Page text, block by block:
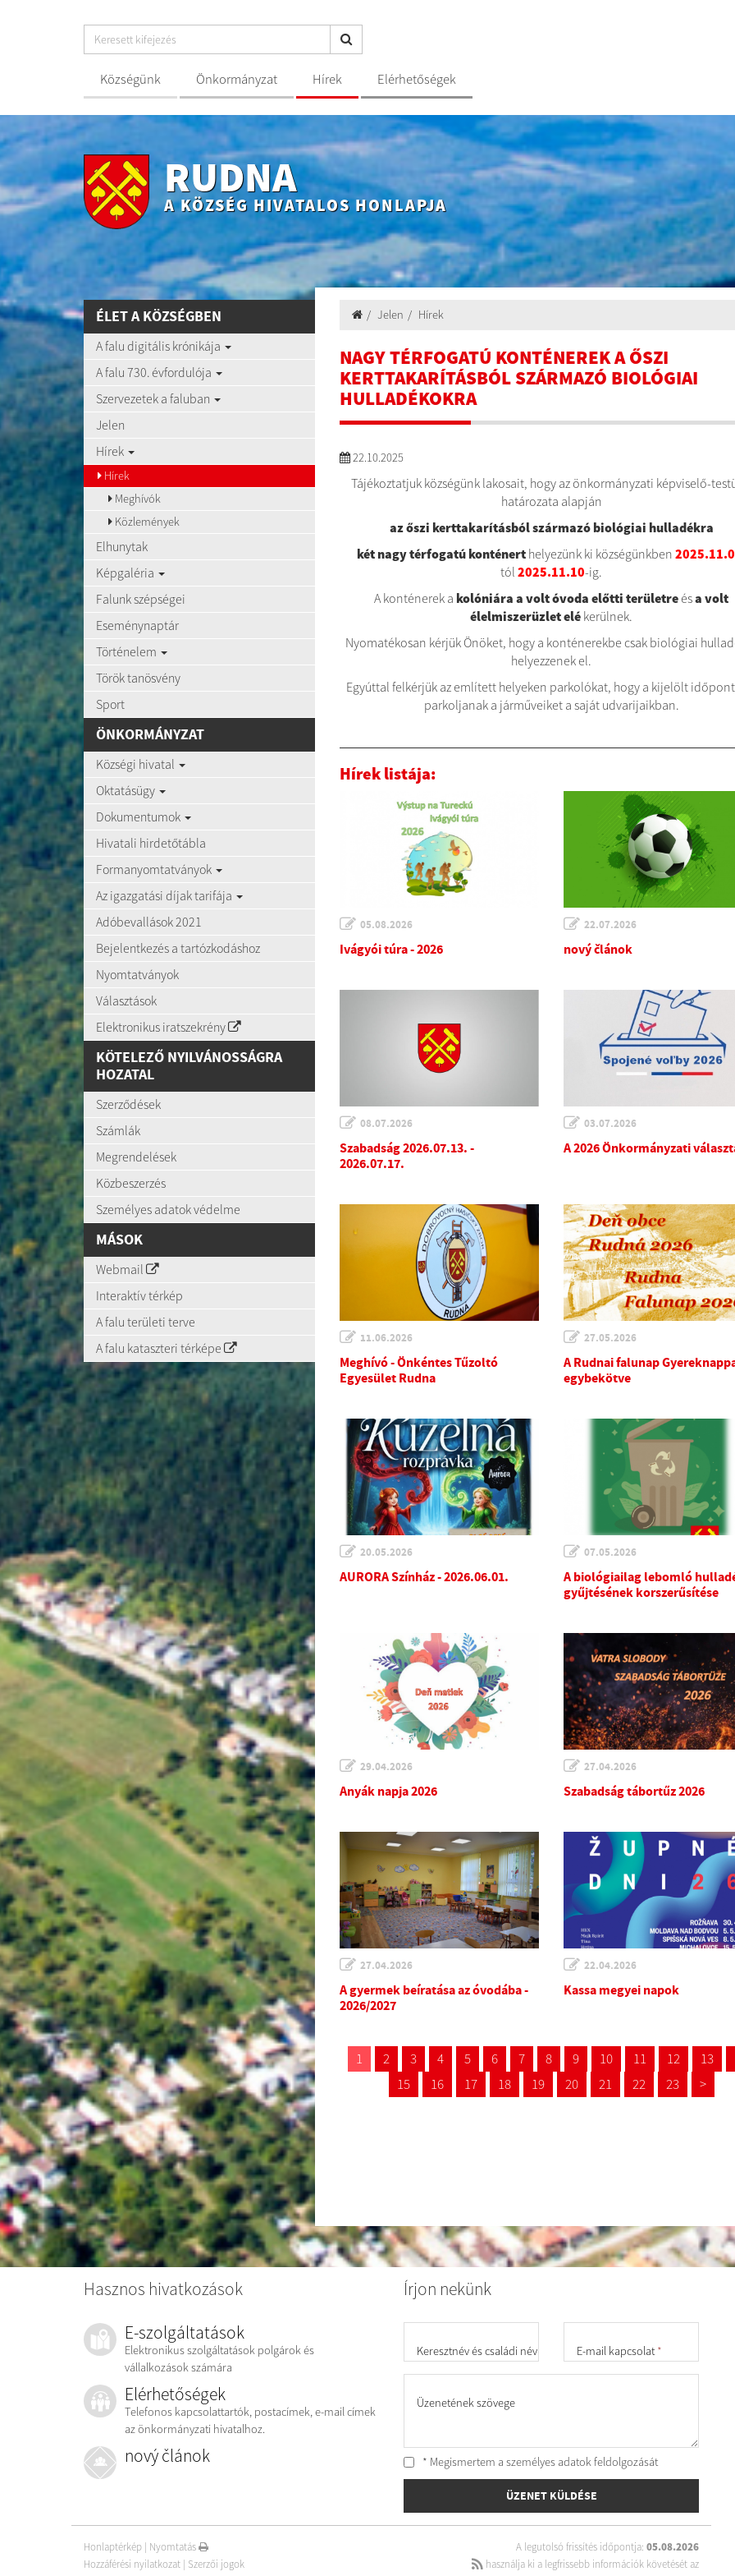
Községünk Önkormányzat Hírek Elérhetőségek
RUDNA
A KÖZSÉG HIVATALOS HONLAPJA
ÉLET A KÖZSÉGBEN
A falu digitális krónikája
A falu 730. évfordulója
Szervezetek a faluban
Jelen
Hírek
Hírek
Meghívók
Közlemények
Elhunytak
Képgaléria
Falunk szépségei
Eseménynaptár
Történelem
Török tanösvény
Sport
ÖNKORMÁNYZAT
Községi hivatal
Oktatásügy
Dokumentumok
Hivatali hirdetőtábla
Formanyomtatványok
Az igazgatási díjak tarifája
Adóbevallások 2021
Bejelentkezés a tartózkodáshoz
Nyomtatványok
Választások
Elektronikus iratszekrény
KÖTELEZŐ NYILVÁNOSSÁGRA
HOZATAL
Szerződések
Számlák
Megrendelések
Közbeszerzés
Személyes adatok védelme
MÁSOK
Webmail
Interaktív térkép
A falu területi terve
A falu kataszteri térképe
Jelen Hírek
NAGY TÉRFOGATÚ KONTÉNEREK A ŐSZI
KERTTAKARÍTÁSBÓL SZÁRMAZÓ BIOLÓGIAI
HULLADÉKOKRA
22.10.2025
Tájékoztatjuk községünk lakosait, hogy az önkormányzati képviselő-
határozata alapján
az őszi kerttakarításból származó biológiai hulladékra
két nagy térfogatú konténert helyezünk ki községünkben
tól 2025.11.10-ig.
A konténerek a kolóniára a volt óvoda előtti területre ésa volt
élelmiszerüzlet elé kerülnek.
Nyomatékosan kérjük Önöket, hogy a konténerekbe csak biológiai
helyezzenek el.
Egyúttal felkérjük az említett helyeken parkolókat, hogy a kijelölt
parkoljanak a járműveiket a saját udvarijaikban.
Hírek listája:
05.08.2026
Ivágyói túra - 2026
22.07.2026
nový článok
08.07.2026
Szabadság 2026.07.13. -
2026.07.17.
03.07.2026
A 2026 Önkormányzati
11.06.2026
Meghívó - Önkéntes Tűzoltó
Egyesület Rudna
27.05.2026
A Rudnai falunap
egybekötve
20.05.2026
AURORA Színház - 2026.06.01.
07.05.2026
A biológiailag lebomló
gyűjtésének korszerűsítése
29.04.2026
Anyák napja 2026
27.04.2026
Szabadság tábortűz 2026
27.04.2026
A gyermek beíratása az óvodába -
2026/2027
22.04.2026
Kassa megyei napok
1 2 3 4 5 6 7 8 9 10 11 12 13
15
16 17 18 19 20 21 22 23 >
Írjon nekünk
Keresztnév és családi név E-mail kapcsolat*
Üzenetének szövege
* Megismertem a személyes adatok feldolgozását
ÜZENET KÜLDÉSE
Hasznos hivatkozások
E-szolgáltatások
Elektronikus szolgáltatások polgárok és
vállalkozások számára
Elérhetőségek
Telefonos kapcsolattartók, postacímek, e-mail címek
az önkormányzati hivatalhoz.
nový článok
A legutolsó frissítés időpontja: 05.08.2026
használja ki a legfrissebb információk követését az
Honlaptérkép | Nyomtatás
Hozzáférési nyilatkozat | Szerzői jogok